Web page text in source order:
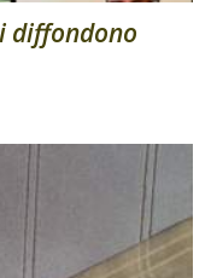
diffondono